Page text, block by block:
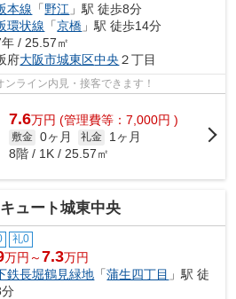
本線 「野江 」駅 徒歩8分
環状線 「京橋 」駅 徒歩14分
/ 25.57㎡
府大阪市城東区中央 ２丁目
ライン内見・接客できます！
7.6万円 (管理費等：7,000円 )
敷金 0ヶ月 礼金
1ヶ月
8階 / 1K / 25.57㎡
ュート城東中央
礼0
万円～7.3万円
鉄長堀鶴見緑地 「蒲生四丁目 」駅 徒